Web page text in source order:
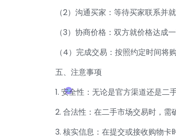
（2）沟通买家：等待买家联系并
（3）协商价格：双方就价格达成
（4）完成交易：按照约定时间将
五、注意事项
1. 安全性：无论是官方渠道还是二
2. 合法性：在二手市场交易时，需
3. 核实信息：在提交或接收购物卡